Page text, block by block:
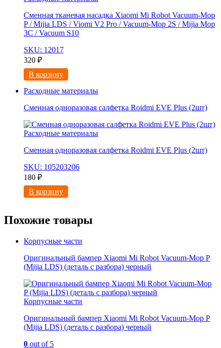
Сменная тканевая насадка Xiaomi Mi Robot Vacuum-Mop
P / Mijia LDS / Viomi V2 Pro / Vacuum-Mop 2S / Mijia Mop
3C / Vacuum S10
SKU: 12017
320 ₽
В корзину
Расходные материалы
Сменная одноразовая салфетка Roidmi EVE Plus (2шт)
Расходные материалы
Сменная одноразовая салфетка Roidmi EVE Plus (2шт)
SKU: 105203206
180 ₽
В корзину
Похожие товары
Корпусные части
Оригинальный бампер Xiaomi Mi Robot Vacuum-Mop P
(Mijia LDS) (деталь с разбора) черный
Корпусные части
Оригинальный бампер Xiaomi Mi Robot Vacuum-Mop P
(Mijia LDS) (деталь с разбора) черный
0 out of 5